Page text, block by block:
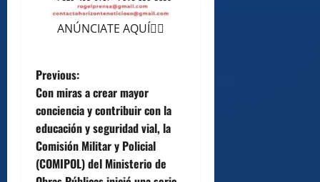
ANÚNCIATE AQUÍ👆🏻
P
o
s
t
Previous:
Con miras a crear mayor
conciencia y contribuir con la
educación y seguridad vial, la
Comisión Militar y Policial
(COMIPOL) del Ministerio de